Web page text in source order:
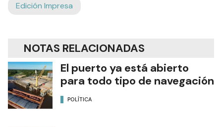
Edición Impresa
NOTAS RELACIONADAS
El puerto ya está abierto
para todo tipo de navegación
POLÍTICA